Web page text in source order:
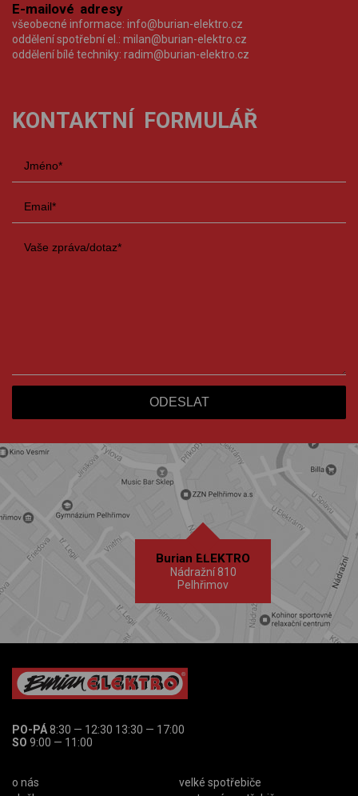
E-mailové adresy
všeobecné informace: info@burian-elektro.cz
oddělení spotřební el.: milan@burian-elektro.cz
oddělení bílé techniky: radim@burian-elektro.cz
KONTAKTNÍ FORMULÁŘ
Burian ELEKTRO
Nádražní 810
Pelhřimov
PO-PÁ8:30 — 12:30 13:30 — 17:00
SO 9:00 — 11:00
o nás
velké spotřebiče